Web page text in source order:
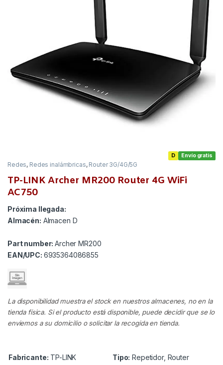
Envío gratis
D
Redes, Redes inalámbricas, Router 3G/4G/5G
TP-LINK Archer MR200 Router 4G WiFi
AC750
Próxima llegada:
Almacén: Almacen D
Part number:Archer MR200
EAN/UPC: 6935364086855
La disponibilidad muestra el stock en nuestros almacenes, no en la
tienda física. Si el producto está disponible, puede decidir que se lo
enviemos a su domicilio o solicitar la recogida en tienda.
Fabricante: TP-LINK Tipo: Repetidor, Router